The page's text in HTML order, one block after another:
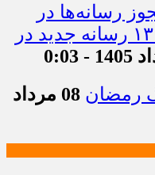
رسانه‌ها در
خراسان شمالی / فعالیت ۱۳ رسانه جدید در
رمضان
08 مرداد